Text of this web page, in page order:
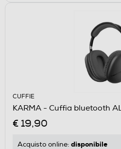
CUFFIE
KARMA - Cuffia bluetooth
€ 19,90
Acquisto online: disponibile